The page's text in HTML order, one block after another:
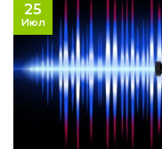
25
Июл